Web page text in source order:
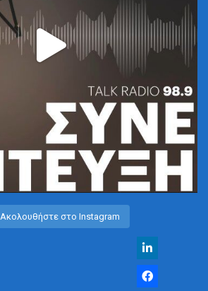
Ακολουθήστε στο Instagram